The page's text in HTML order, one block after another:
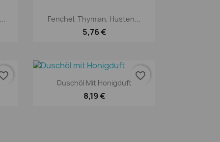
Vorschau
Fenchel, Thymian, Husten...
5,76 €
Vorschau
Duschöl Mit Honigduft
8,19 €
favorite_border